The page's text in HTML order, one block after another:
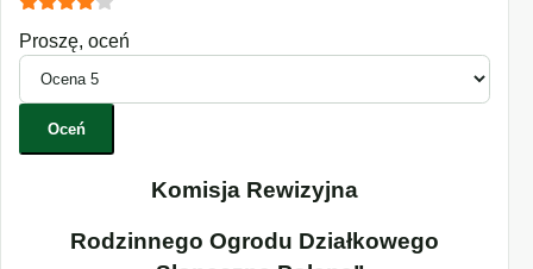
Proszę, oceń
Komisja Rewizyjna
Rodzinnego Ogrodu Działkowego